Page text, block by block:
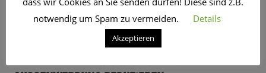
11. Oktober 2022 CRo
ARBEITSPLÄTZE UND MEINUNGSFREIHEIT
notwendig um Spam zu vermeiden.
Details
Akzeptieren